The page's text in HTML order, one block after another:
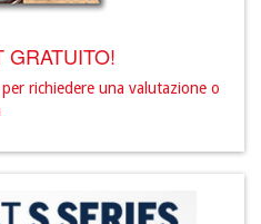
GRATUITO!
richiedere una valutazione o